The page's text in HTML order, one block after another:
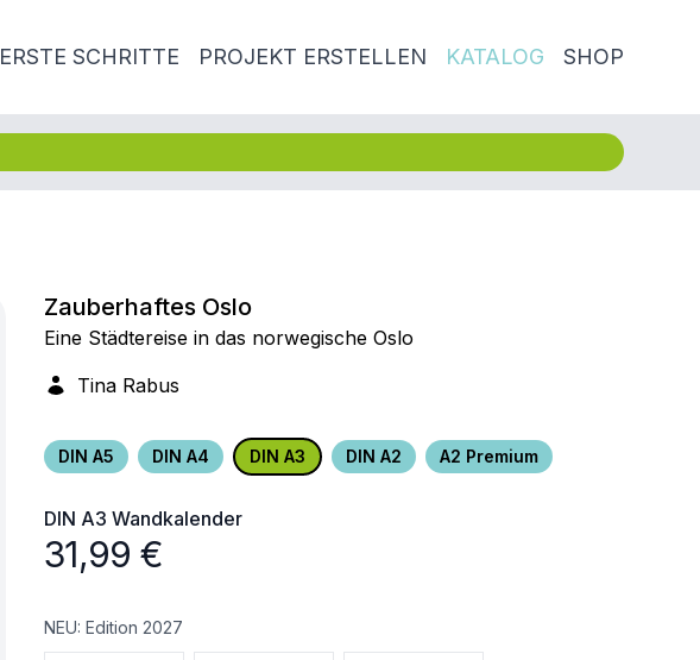
ERSTE SCHRITTE PROJEKT ERSTELLEN KATALOG SHOP
Zauberhaftes Oslo
Eine Städtereise in das norwegische Oslo
Tina Rabus
DIN A5 DIN A4 DIN A3 DIN A2 A2 Premium
DIN A3 Wandkalender
31,99 €
NEU: Edition 2027